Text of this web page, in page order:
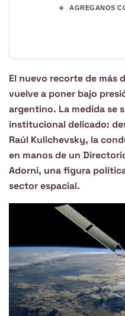
+ AGREGANOS
El nuevo recorte de más
vuelve a poner bajo
argentino. La medida se
institucional delicado:
Raúl Kulichevsky, la
en manos de un
Adorni, una figura
sector espacial.